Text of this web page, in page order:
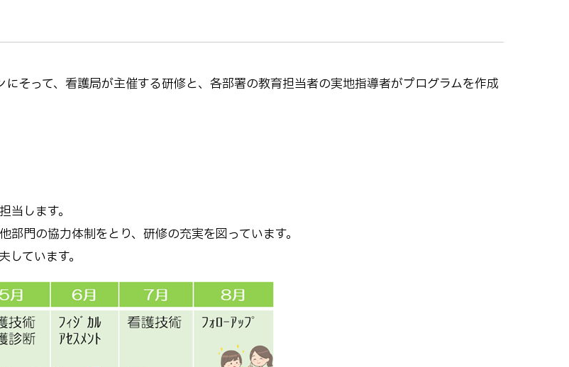
そって、看護局が主催する研修と、各部署の教育担当者の実地指導者がプログラムを作成
します。
門の協力体制をとり、研修の充実を図っています。
ています。